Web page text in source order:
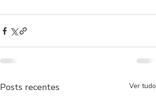
Posts recentes Ver tudo